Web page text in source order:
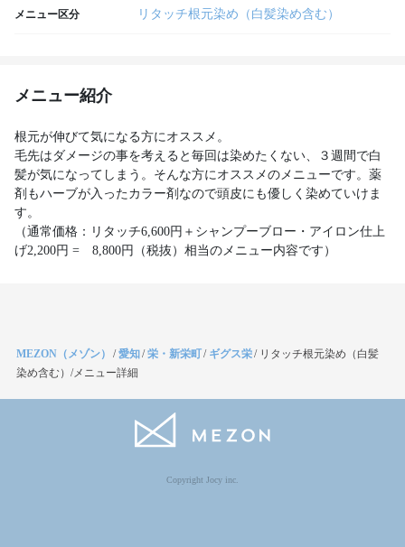
メニュー区分 リタッチ根元染め（白髪染め含む）
メニュー紹介
根元が伸びて気になる方にオススメ。
毛先はダメージの事を考えると毎回は染めたくない、３週間で白
髪が気になってしまう。そんな方にオススメのメニューです。薬
剤もハーブが入ったカラー剤なので頭皮にも優しく染めていけま
す。
（通常価格：リタッチ6,600円＋シャンプーブロー・アイロン仕上
げ2,200円 = 8,800円（税抜）相当のメニュー内容です）
MEZON（メゾン） /愛知/栄・新栄町/ ギグス栄/ リタッチ根元染め（白髪
染め含む）/メニュー詳細
Copyright Jocy inc.